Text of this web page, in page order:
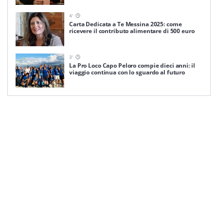
4'
Carta Dedicata a Te Messina 2025: come
ricevere il contributo alimentare di 500 euro
3'
La Pro Loco Capo Peloro compie dieci anni: il
viaggio continua con lo sguardo al futuro